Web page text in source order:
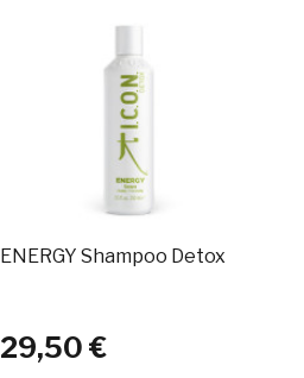
ENERGY Shampoo Detox
29,50 €